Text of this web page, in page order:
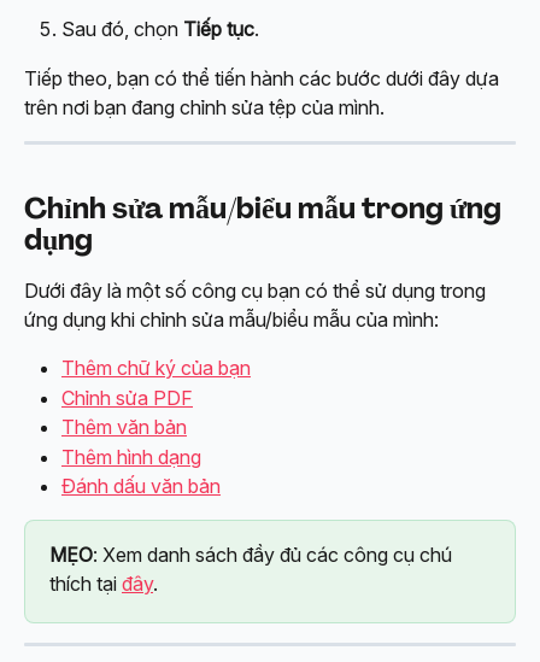
Sau đó, chọn Tiếp tục.
Tiếp theo, bạn có thể tiến hành các bước dưới đây dựa
trên nơi bạn đang chỉnh sửa tệp của mình.
Chỉnh sửa mẫu/biểu mẫu trong ứng
dụng
Dưới đây là một số công cụ bạn có thể sử dụng trong
ứng dụng khi chỉnh sửa mẫu/biểu mẫu của mình:
Thêm chữ ký của bạn
Chỉnh sửa PDF
Thêm văn bản
Thêm hình dạng
Đánh dấu văn bản
MẸO: Xem danh sách đầy đủ các công cụ chú
thích tại đây.